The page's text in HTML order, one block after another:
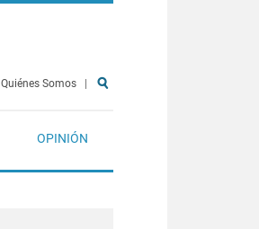
Quiénes Somos
OPINIÓN